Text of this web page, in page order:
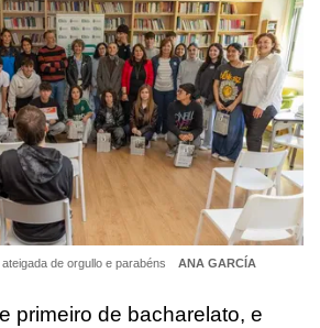
de orgullo e parabéns ANA GARCÍA
primeiro de bacharelato, e